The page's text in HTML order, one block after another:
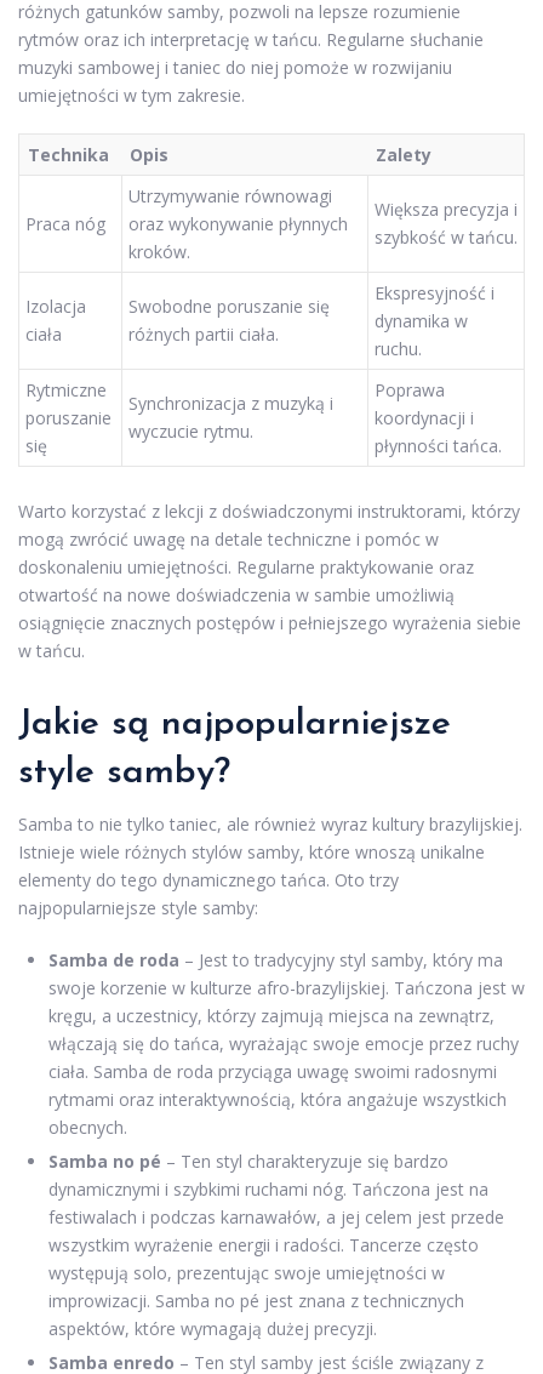
różnych gatunków samby, pozwoli na lepsze rozumienie
rytmów oraz ich interpretację w tańcu. Regularne słuchanie
muzyki sambowej i taniec do niej pomoże w rozwijaniu
umiejętności w tym zakresie.
Technika Opis Zalety
Praca nóg
Utrzymywanie równowagi
oraz wykonywanie płynnych
kroków.
Większa precyzja i
szybkość w tańcu.
Izolacja
ciała
Swobodne poruszanie się
różnych partii ciała.
Ekspresyjność i
dynamika w
ruchu.
Rytmiczne
poruszanie
się
Synchronizacja z muzyką i
wyczucie rytmu.
Poprawa
koordynacji i
płynności tańca.
Warto korzystać z lekcji z doświadczonymi instruktorami, którzy
mogą zwrócić uwagę na detale techniczne i pomóc w
doskonaleniu umiejętności. Regularne praktykowanie oraz
otwartość na nowe doświadczenia w sambie umożliwią
osiągnięcie znacznych postępów i pełniejszego wyrażenia siebie
w tańcu.
Jakie są najpopularniejsze
style samby?
Samba to nie tylko taniec, ale również wyraz kultury brazylijskiej.
Istnieje wiele różnych stylów samby, które wnoszą unikalne
elementy do tego dynamicznego tańca. Oto trzy
najpopularniejsze style samby:
Samba de roda – Jest to tradycyjny styl samby, który ma
swoje korzenie w kulturze afro-brazylijskiej. Tańczona jest w
kręgu, a uczestnicy, którzy zajmują miejsca na zewnątrz,
włączają się do tańca, wyrażając swoje emocje przez ruchy
ciała. Samba de roda przyciąga uwagę swoimi radosnymi
rytmami oraz interaktywnością, która angażuje wszystkich
obecnych.
Samba no pé – Ten styl charakteryzuje się bardzo
dynamicznymi i szybkimi ruchami nóg. Tańczona jest na
festiwalach i podczas karnawałów, a jej celem jest przede
wszystkim wyrażenie energii i radości. Tancerze często
występują solo, prezentując swoje umiejętności w
improwizacji. Samba no pé jest znana z technicznych
aspektów, które wymagają dużej precyzji.
Samba enredo – Ten styl samby jest ściśle związany z